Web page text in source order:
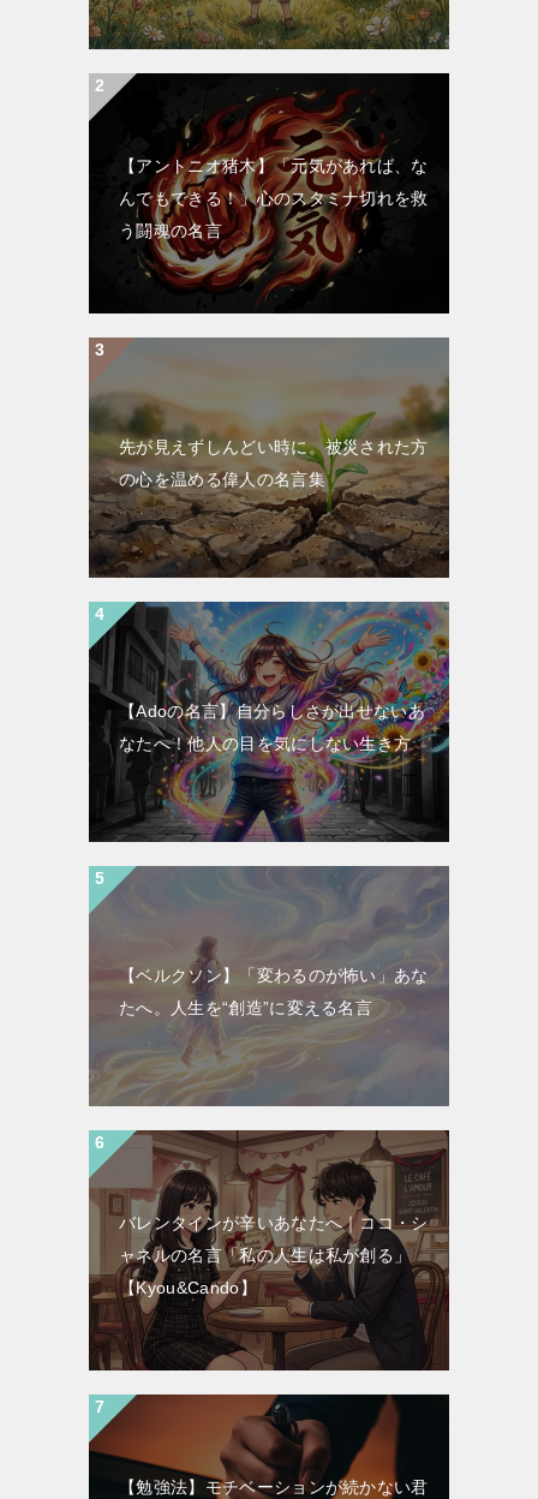
【アントニオ猪木】「元気があれば、な
んでもできる！」心のスタミナ切れを救
う闘魂の名言
先が見えずしんどい時に。被災された方
の心を温める偉人の名言集
【Adoの名言】自分らしさが出せないあ
なたへ！他人の目を気にしない生き方
【ベルクソン】「変わるのが怖い」あな
たへ。人生を“創造”に変える名言
バレンタインが辛いあなたへ｜ココ・シ
ャネルの名言「私の人生は私が創る」
【Kyou&Cando】
【勉強法】モチベーションが続かない君